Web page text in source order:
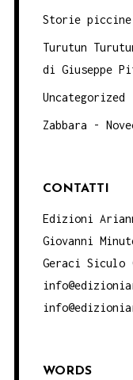
Storie piccine
Turutun
di Giuseppe
Uncategorized
Zabbara -
CONTATTI
Edizioni
Giovanni
Geraci Siculo
WORDS